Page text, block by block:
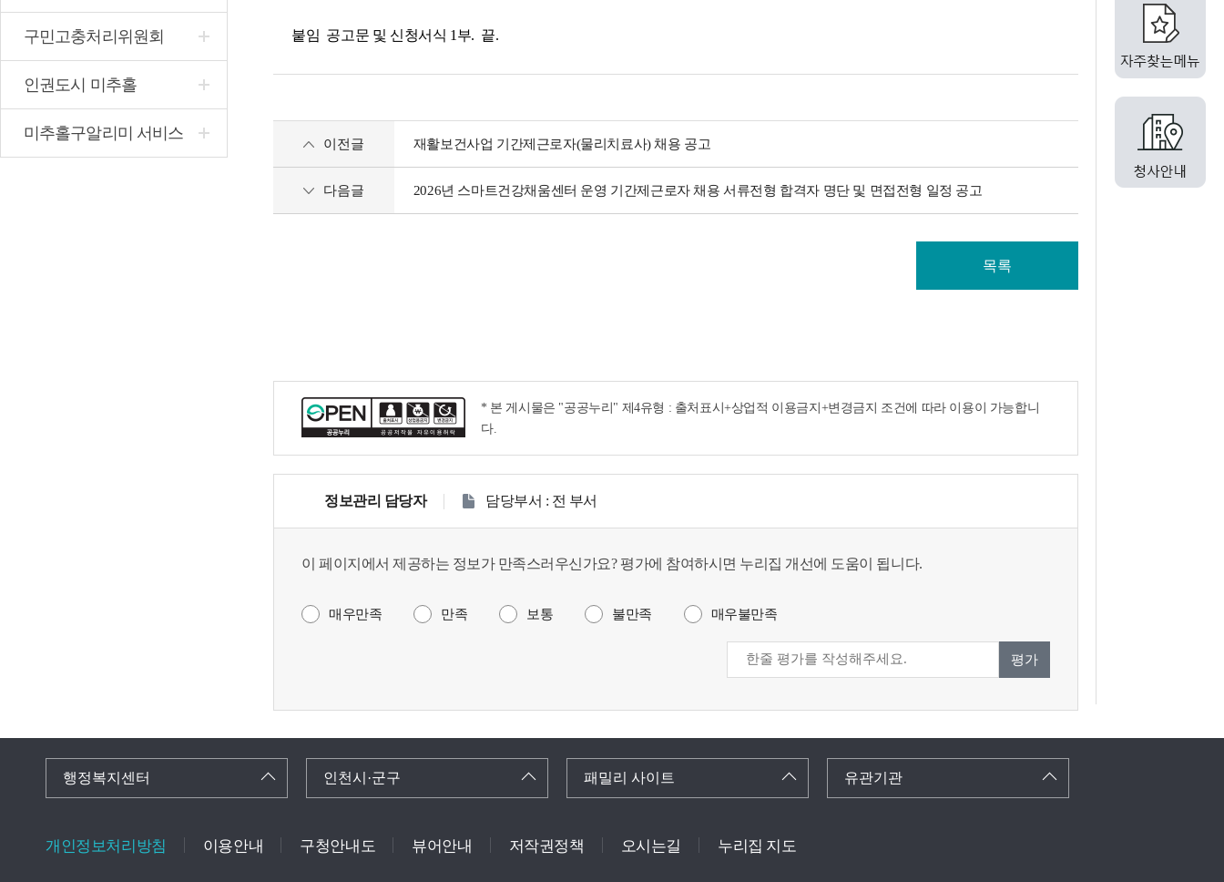
구민고충처리위원회
인권도시 미추홀
미추홀구알리미 서비스
붙임 공고문 및 신청서식 1부. 끝.
이전글 재활보건사업 기간제근로자(물리치료사) 채용 공고
다음글 2026년 스마트건강채움센터 운영 기간제근로자 채용 서류전형 합격자 명단 및 면접전형 일정 공고
목록
* 본 게시물은 "공공누리" 제4유형 : 출처표시+상업적 이용금지+변경금지 조건에 따라 이용이 가능합니
다.
정보관리 담당자 담당부서 : 전 부서
이 페이지에서 제공하는 정보가 만족스러우신가요? 평가에 참여하시면 누리집 개선에 도움이 됩니다.
매우만족 만족 보통 불만족 매우불만족
평가
행정복지센터 인천시·군구 패밀리 사이트 유관기관
개인정보처리방침 이용안내 구청안내도 뷰어안내 저작권정책 오시는길 누리집 지도